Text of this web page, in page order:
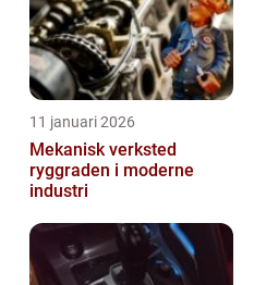
11 januari 2026
Mekanisk verksted
ryggraden i moderne
industri